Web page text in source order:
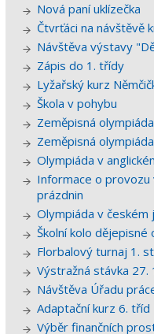
Nová paní uklízečka
Čtvrťáci na návštěvě
Návštěva výstavy
Zápis do 1. třídy
Lyžařský kurz
Škola v pohybu
Zeměpisná
Zeměpisná
Olympiáda v
Informace o provozu
prázdnin
Olympiáda v českém
Školní kolo dějepisné
Florbalový turnaj 1.
Výstražná stávka 27.
Návštěva Úřadu
Adaptační kurz 6. tříd
Výběr finančních